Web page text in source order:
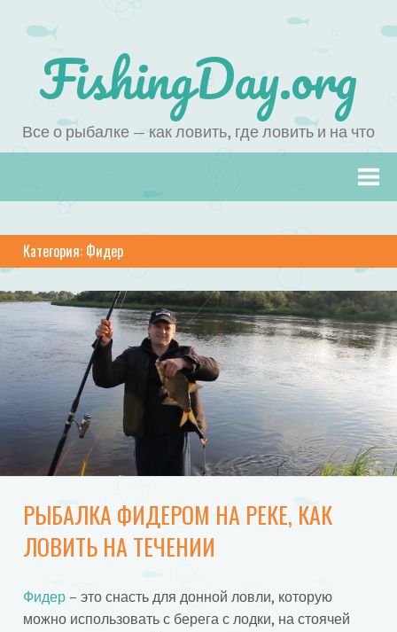
FishingDay.org
Все о рыбалке — как ловить, где ловить и на что
Категория: Фидер
РЫБАЛКА ФИДЕРОМ НА РЕКЕ, КАК
ЛОВИТЬ НА ТЕЧЕНИИ
Фидер– это снасть для донной ловли, которую
можно использовать с берега с лодки, на стоячей